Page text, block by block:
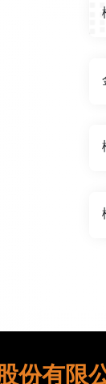
份有限